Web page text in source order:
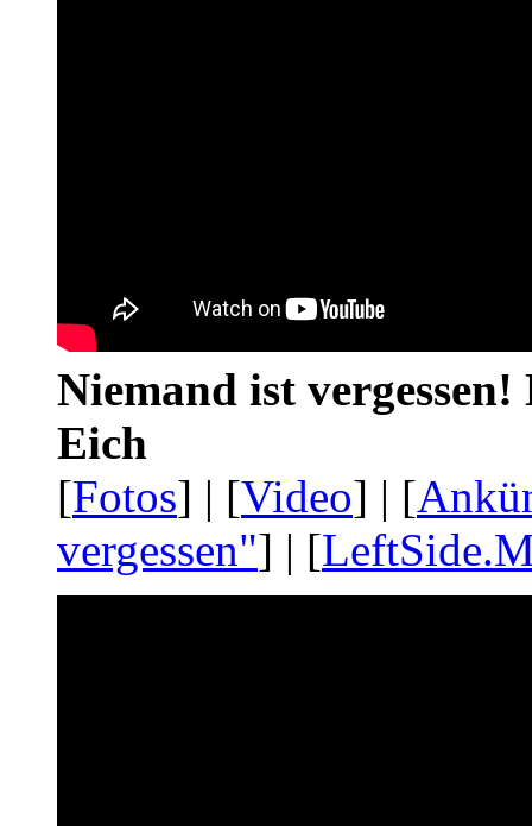
Niemand ist
Eich
[Fotos] | [Video] | [
vergessen"] | [